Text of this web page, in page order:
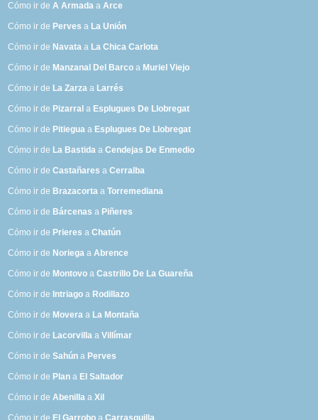
Cómo ir deA Armada aArce
Cómo ir de Perves a La Unión
Cómo ir de Navata a La Chica Carlota
Cómo ir de Manzanal Del Barco a Muriel Viejo
Cómo ir de La Zarza a Larrés
Cómo ir de Pizarral a Esplugues De Llobregat
Cómo ir de Pitiegua a Esplugues De Llobregat
Cómo ir de La Bastida aCendejas De Enmedio
Cómo ir deCastañares aCerralba
Cómo ir de Brazacorta aTorremediana
Cómo ir de Bárcenas a Piñeres
Cómo ir de Prieres aChatún
Cómo ir de Noriega aAbrence
Cómo ir de Montovo aCastrillo De La Guareña
Cómo ir de Intriago a Rodillazo
Cómo ir de Movera a La Montaña
Cómo ir de Lacorvilla aVillímar
Cómo ir deSahún a Perves
Cómo ir de Plan a El Saltador
Cómo ir deAbenilla aXil